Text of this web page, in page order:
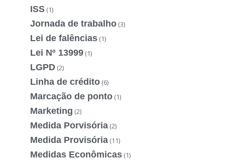
ISS (1)
Jornada de trabalho (3)
Lei de falências (1)
Lei Nº 13999 (1)
LGPD (2)
Linha de crédito (6)
Marcação de ponto (1)
Marketing (2)
Medida Porvisória (2)
Medida Provisória (11)
Medidas Econômicas (1)